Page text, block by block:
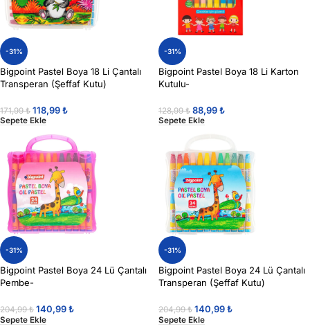
-31%
Bigpoint Pastel Boya 18 Li Çantalı
Transperan (Şeffaf Kutu)
171,99₺ 118,99₺
Sepete Ekle
-31%
Bigpoint Pastel Boya 18 Li Karton
Kutulu-
128,99₺ 88,99₺
Sepete Ekle
-31%
Bigpoint Pastel Boya 24 Lü Çantalı
Pembe-
204,99₺ 140,99₺
Sepete Ekle
-31%
Bigpoint Pastel Boya 24 Lü Çantalı
Transperan (Şeffaf Kutu)
204,99₺ 140,99₺
Sepete Ekle